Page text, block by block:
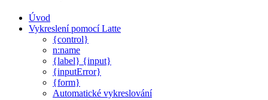
Úvod
Vykreslení pomocí Latte
{control}
n:name
{label} {input}
{inputError}
{form}
Automatické vykreslování